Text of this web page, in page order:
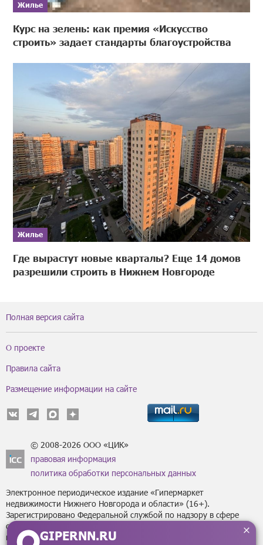
Жилье
Курс на зелень: как премия «Искусство
строить» задает стандарты благоустройства
Жилье
Где вырастут новые кварталы? Еще 14 домов
разрешили строить в Нижнем Новгороде
GIPERNN.RU
Полная версия сайта
О проекте
Правила сайта
Размещение информации на сайте
© 2008-2026 ООО «ЦИК»
правовая информация
политика обработки персональных данных
Электронное периодическое издание «Гипермаркет
недвижимости Нижнего Новгорода и области» (16+).
Зарегистрировано Федеральной службой по надзору в сфере
связи, информационных технологий
и массовых коммуникаций (Роскомнадзор) за регистрационным